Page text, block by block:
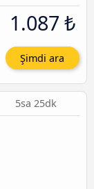
1.087 ₺
Şimdi ara
5sa 25dk